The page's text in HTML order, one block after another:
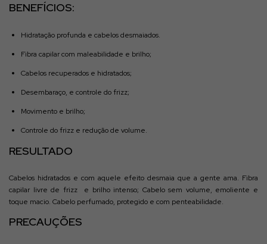
BENEFÍCIOS:
Hidratação profunda e cabelos desmaiados.
Fibra capilar com maleabilidade e brilho;
Cabelos recuperados e hidratados;
Desembaraço, e controle do frizz;
Movimento e brilho;
Controle do frizz e redução de volume.
RESULTADO
Cabelos hidratados e com aquele efeito desmaia que a gente ama. Fibra
capilar livre de frizz e brilho intenso; Cabelo sem volume, emoliente e
toque macio. Cabelo perfumado, protegido e com penteabilidade.
PRECAUÇÕES